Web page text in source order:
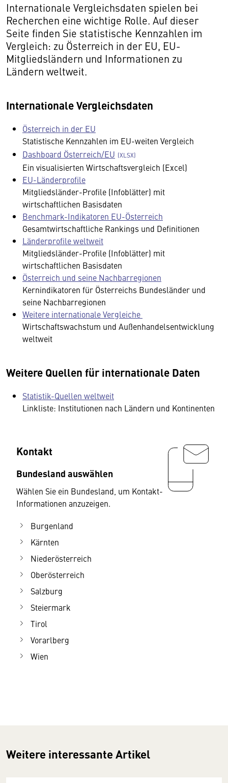
Internationale Vergleichsdaten spielen bei
Recherchen eine wichtige Rolle. Auf dieser
Seite finden Sie statistische Kennzahlen im
Vergleich: zu Österreich in der EU, EU-
Mitgliedsländern und Informationen zu
Ländern weltweit.
Internationale Vergleichsdaten
Österreich in der EU
Statistische Kennzahlen im EU-weiten Vergleich
Dashboard Österreich/EU
Ein visualisierten Wirtschaftsvergleich (Excel)
EU-Länderprofile
Mitgliedsländer-Profile (Infoblätter) mit
wirtschaftlichen Basisdaten
Benchmark-Indikatoren EU-Österreich
Gesamtwirtschaftliche Rankings und Definitionen
Länderprofile weltweit
Mitgliedsländer-Profile (Infoblätter) mit
wirtschaftlichen Basisdaten
Österreich und seine Nachbarregionen
Kernindikatoren für Österreichs Bundesländer und
seine Nachbarregionen
Weitere internationale Vergleiche
Wirtschaftswachstum und Außenhandelsentwicklung
weltweit
Weitere Quellen für internationale Daten
Statistik-Quellen weltweit
Linkliste: Institutionen nach Ländern und Kontinenten
Kontakt
Bundesland auswählen
Wählen Sie ein Bundesland, um Kontakt-
Informationen anzuzeigen.
Burgenland
Kärnten
Niederösterreich
Oberösterreich
Salzburg
Steiermark
Tirol
Vorarlberg
Wien
Weitere interessante Artikel